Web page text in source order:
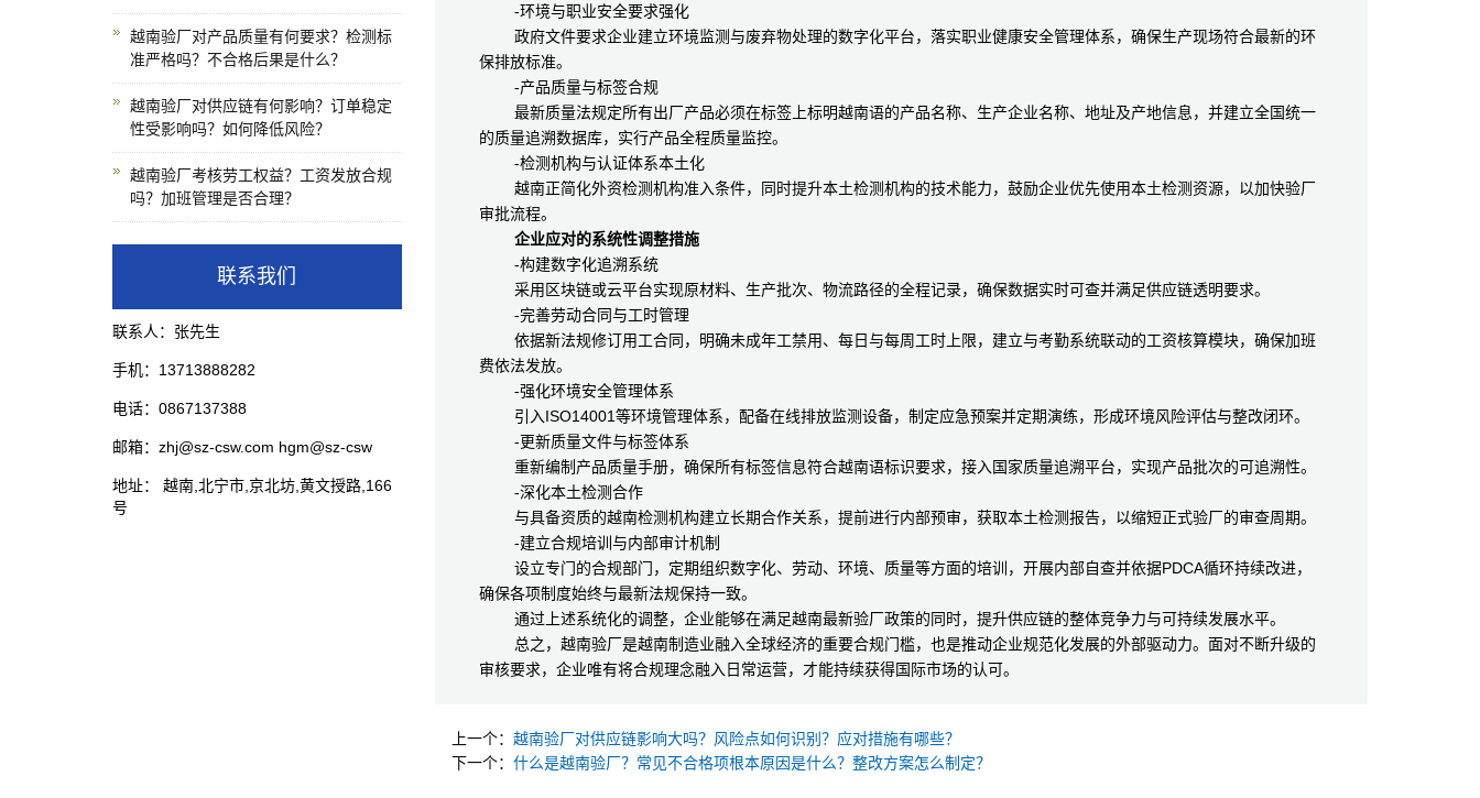
-环境与职业安全要求强化
政府文件要求企业建立环境监测与废弃物处理的数字化平台，落实职业健康安全管理体系，确保生产现场符合最新的环
保排放标准。
-产品质量与标签合规
最新质量法规定所有出厂产品必须在标签上标明越南语的产品名称、生产企业名称、地址及产地信息，并建立全国统一
的质量追溯数据库，实行产品全程质量监控。
-检测机构与认证体系本土化
越南正简化外资检测机构准入条件，同时提升本土检测机构的技术能力，鼓励企业优先使用本土检测资源，以加快验厂
审批流程。
企业应对的系统性调整措施
-构建数字化追溯系统
采用区块链或云平台实现原材料、生产批次、物流路径的全程记录，确保数据实时可查并满足供应链透明要求。
-完善劳动合同与工时管理
依据新法规修订用工合同，明确未成年工禁用、每日与每周工时上限，建立与考勤系统联动的工资核算模块，确保加班
费依法发放。
-强化环境安全管理体系
引入ISO14001等环境管理体系，配备在线排放监测设备，制定应急预案并定期演练，形成环境风险评估与整改闭环。
-更新质量文件与标签体系
重新编制产品质量手册，确保所有标签信息符合越南语标识要求，接入国家质量追溯平台，实现产品批次的可追溯性。
-深化本土检测合作
与具备资质的越南检测机构建立长期合作关系，提前进行内部预审，获取本土检测报告，以缩短正式验厂的审查周期。
-建立合规培训与内部审计机制
设立专门的合规部门，定期组织数字化、劳动、环境、质量等方面的培训，开展内部自查并依据PDCA循环持续改进，
确保各项制度始终与最新法规保持一致。
通过上述系统化的调整，企业能够在满足越南最新验厂政策的同时，提升供应链的整体竞争力与可持续发展水平。
总之，越南验厂是越南制造业融入全球经济的重要合规门槛，也是推动企业规范化发展的外部驱动力。面对不断升级的
审核要求，企业唯有将合规理念融入日常运营，才能持续获得国际市场的认可。
上一个： 越南验厂对供应链影响大吗？风险点如何识别？应对措施有哪些？
下一个： 什么是越南验厂？常见不合格项根本原因是什么？整改方案怎么制定？
越南验厂对产品质量有何要求？检测标
准严格吗？不合格后果是什么？
越南验厂对供应链有何影响？订单稳定
性受影响吗？如何降低风险？
越南验厂考核劳工权益？工资发放合规
吗？加班管理是否合理？
联系我们
联系人：张先生
手机：13713888282
电话：0867137388
邮箱：zhj@sz-csw.com hgm@sz-csw
地址： 越南,北宁市,京北坊,黄文授路,166
号